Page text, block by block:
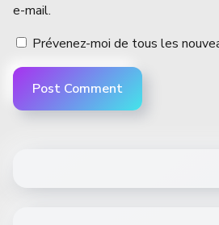
e-mail.
Prévenez-moi de tous les